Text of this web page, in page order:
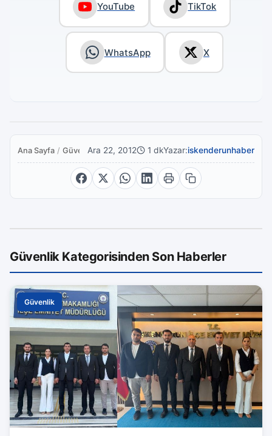
YouTube TikTok
WhatsApp X
Ana Sayfa / GüvenlikAra 22, 2012 1 dkYazar:iskenderunhaber
Güvenlik Kategorisinden Son Haberler
Güvenlik